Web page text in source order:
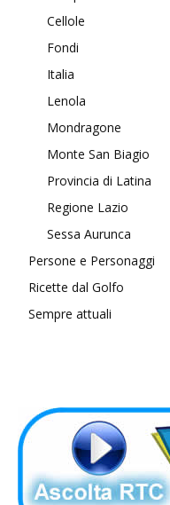
Cellole
Fondi
Italia
Lenola
Mondragone
Monte San Biagio
Provincia di Latina
Regione Lazio
Sessa Aurunca
Persone e Personaggi
Ricette dal Golfo
Sempre attuali